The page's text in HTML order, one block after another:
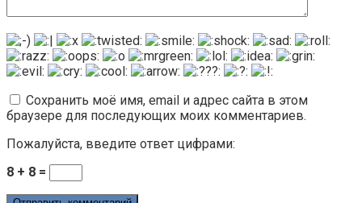
Сохранить моё имя, email и адрес сайта в этом
браузере для последующих моих комментариев.
Пожалуйста, введите ответ цифрами:
8 + 8 =